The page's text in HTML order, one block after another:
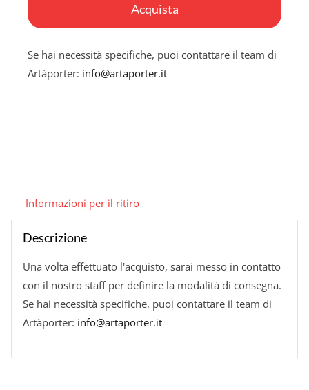
Acquista
Se hai necessità specifiche, puoi contattare il team di
Artàporter: info@artaporter.it
Informazioni per il ritiro
Descrizione
Una volta effettuato l'acquisto, sarai messo in contatto
con il nostro staff per definire la modalità di consegna.
Se hai necessità specifiche, puoi contattare il team di
Artàporter: info@artaporter.it